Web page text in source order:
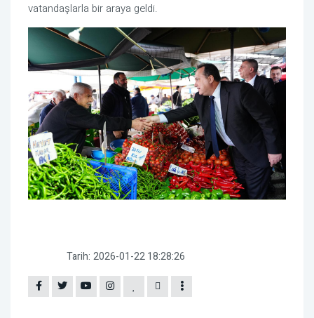
vatandaşlarla bir araya geldi.
Tarih: 2026-01-22 18:28:26